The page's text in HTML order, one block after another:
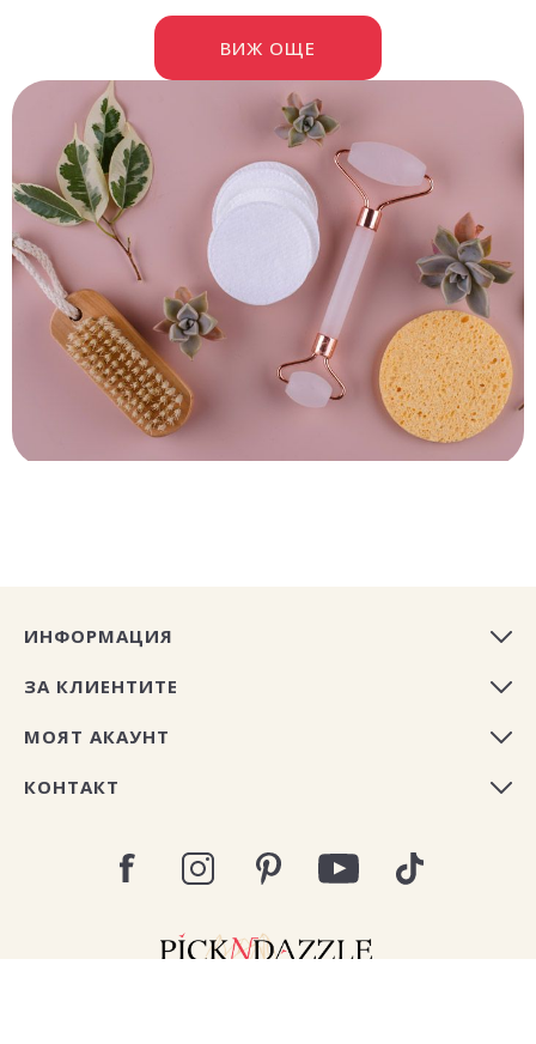
ВИЖ ОЩЕ
ИНФОРМАЦИЯ
ЗА КЛИЕНТИТЕ
МОЯТ АКАУНТ
КОНТАКТ